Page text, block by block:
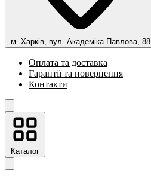
м. Харків, вул. Академіка Павлова, 88
Оплата та доставка
Гарантії та повернення
Контакти
Каталог